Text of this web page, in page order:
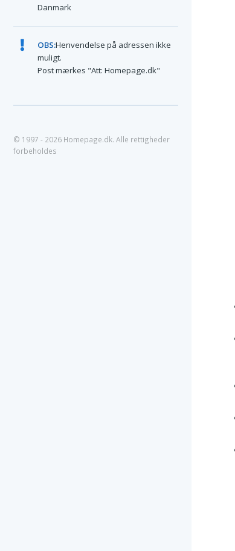
Danmark
OBS:Henvendelse på adressen ikke
muligt.
Post mærkes "Att: Homepage.dk"
© 1997 - 2026 Homepage.dk. Alle rettigheder
forbeholdes